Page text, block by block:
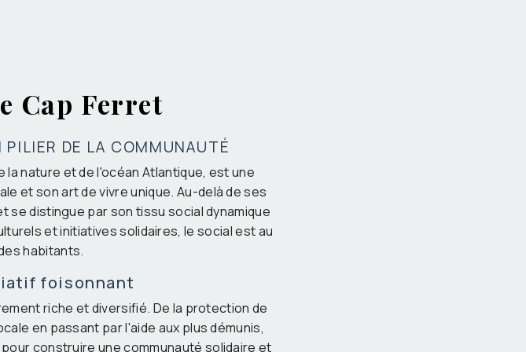
Cap Ferret
DE LA COMMUNAUTÉ
nature et de l'océan Atlantique, est une
et son art de vivre unique. Au-delà de ses
se distingue par son tissu social dynamique
et initiatives solidaires, le social est au
habitants.
foisonnant
riche et diversifié. De la protection de
en passant par l'aide aux plus démunis,
construire une communauté solidaire et